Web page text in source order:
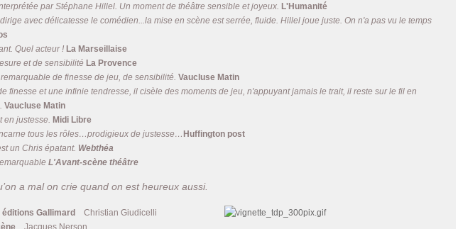
par Stéphane Hillel. Un moment de théâtre sensible et joyeux. L'Humanité
avec délicatesse le comédien...la mise en scène est serrée, fluide. Hillel joue juste. On n'a pas vu le temps
Quel acteur ! La Marseillaise
et de sensibilité La Provence
de finesse de jeu, de sensibilité. Vaucluse Matin
finesse et une infinie tendresse, il cisèle des moments de jeu, n'appuyant jamais le trait, il reste sur le fil en
Vaucluse Matin
en justesse. Midi Libre
tous les rôles…prodigieux de justesse…Huffington post
un Chris épatant. Webthéa
L'Avant-scène théâtre
a mal on crie quand on est heureux aussi.
Gallimard
Christian Giudicelli